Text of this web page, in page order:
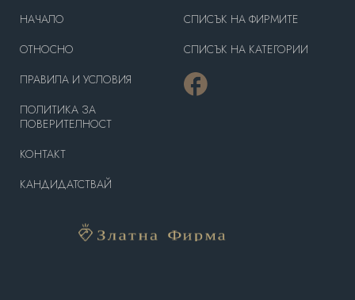
HAЧАЛО
OТНОСНО
ПРАВИЛА И УСЛОВИЯ
ПОЛИТИКА ЗА
ПОВЕРИТЕЛНОСТ
КОНТАКТ
КАНДИДАТСТВАЙ
СПИСЪК НА ФИРМИТЕ
СПИСЪК НА КАТЕГОРИИ